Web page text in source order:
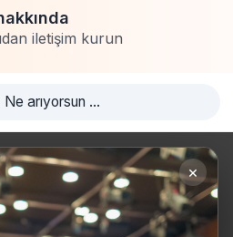
iletişim kurun
×